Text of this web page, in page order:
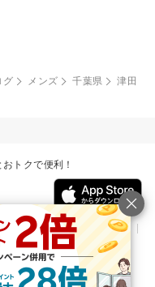
グ メンズ 千葉県
津田
トクで便利！
リリース情報
利用規約
ービス一覧 アプリ一覧